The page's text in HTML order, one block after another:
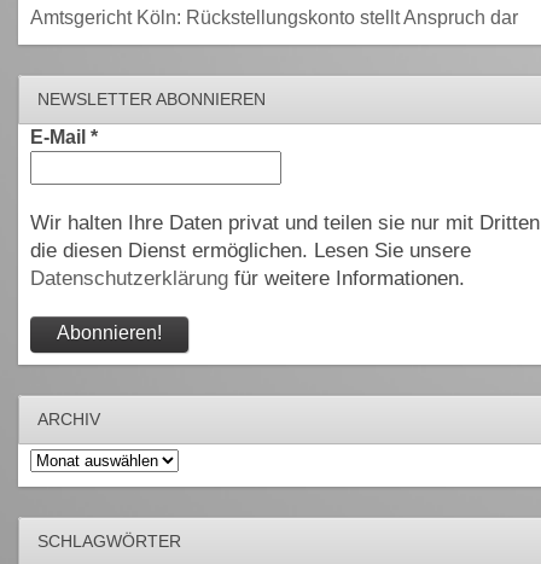
Amtsgericht Köln: Rückstellungskonto stellt Anspruch dar
NEWSLETTER ABONNIEREN
E-Mail *
Wir halten Ihre Daten privat und teilen sie nur mit
die diesen Dienst ermöglichen. Lesen Sie unsere
Datenschutzerklärungfür weitere Informationen.
ARCHIV
Archiv
SCHLAGWÖRTER